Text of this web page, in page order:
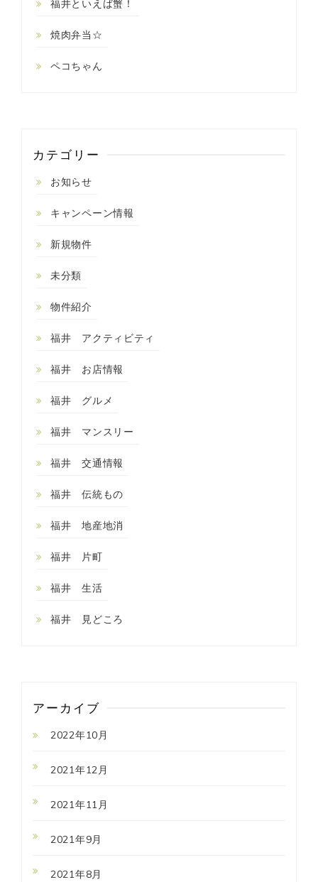
福井といえば蟹！
焼肉弁当☆
ペコちゃん
カテゴリー
お知らせ
キャンペーン情報
新規物件
未分類
物件紹介
福井 アクティビティ
福井 お店情報
福井 グルメ
福井 マンスリー
福井 交通情報
福井 伝統もの
福井 地産地消
福井 片町
福井 生活
福井 見どころ
アーカイブ
2022年10月
2021年12月
2021年11月
2021年9月
2021年8月